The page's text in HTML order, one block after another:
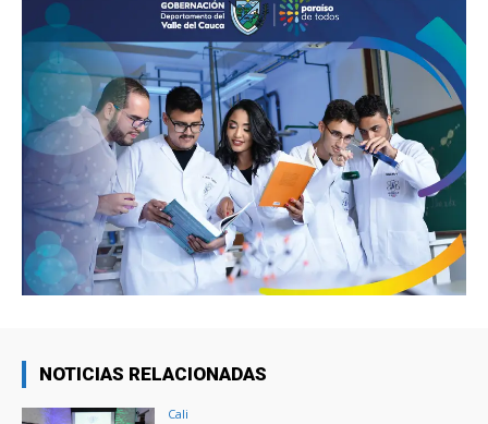
NOTICIAS RELACIONADAS
Cali